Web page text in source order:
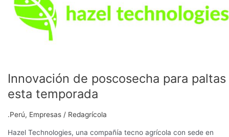
Innovación de poscosecha para paltas
esta temporada
.Perú, Empresas / Redagrícola
Hazel Technologies, una compañía tecno agrícola con sede en
para
paltas